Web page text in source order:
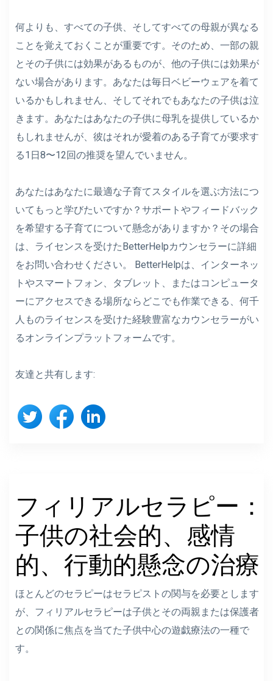
何よりも、すべての子供、そしてすべての母親が異なる
ことを覚えておくことが重要です。そのため、一部の親
とその子供には効果があるものが、他の子供には効果が
ない場合があります。あなたは毎日ベビーウェアを着て
いるかもしれません、そしてそれでもあなたの子供は泣
きます。あなたはあなたの子供に母乳を提供しているか
もしれませんが、彼はそれが愛着のある子育てが要求す
る1日8〜12回の推奨を望んでいません。
あなたはあなたに最適な子育てスタイルを選ぶ方法につ
いてもっと学びたいですか？サポートやフィードバック
を希望する子育てについて懸念がありますか？その場合
は、ライセンスを受けたBetterHelpカウンセラーに詳細
をお問い合わせください。 BetterHelpは、インターネッ
トやスマートフォン、タブレット、またはコンピュータ
ーにアクセスできる場所ならどこでも作業できる、何千
人ものライセンスを受けた経験豊富なカウンセラーがい
るオンラインプラットフォームです。
友達と共有します:
フィリアルセラピー：
子供の社会的、感情
的、行動的懸念の治療
ほとんどのセラピーはセラピストの関与を必要とします
が、フィリアルセラピーは子供とその両親または保護者
との関係に焦点を当てた子供中心の遊戯療法の一種で
す。